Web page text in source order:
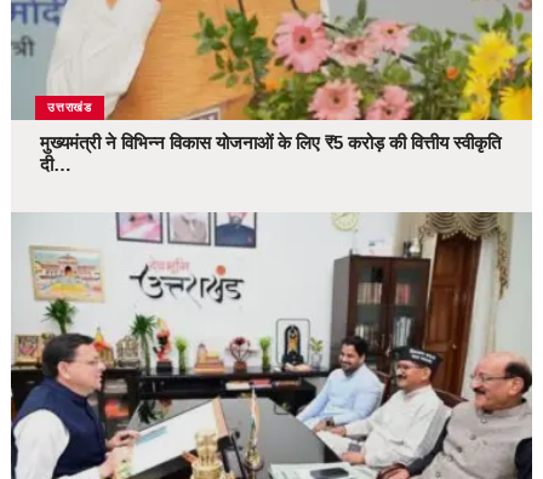
उत्तराखंड
मुख्यमंत्री ने विभिन्न विकास योजनाओं के लिए ₹5 करोड़ की वित्तीय स्वीकृति
दी…